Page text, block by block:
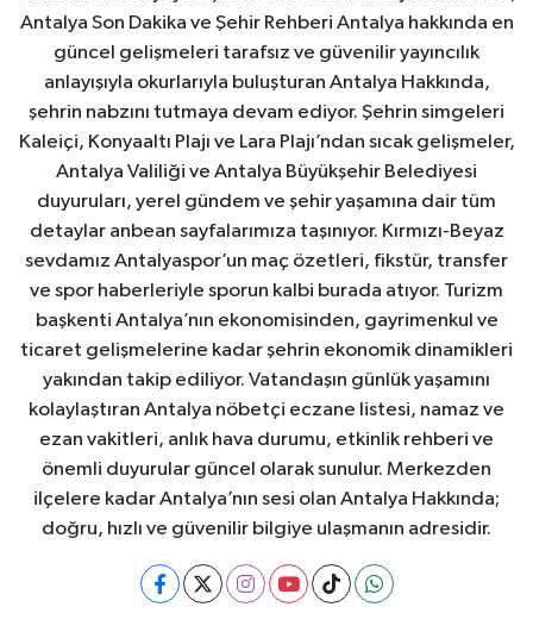
Antalya Son Dakika ve Şehir Rehberi Antalya hakkında en
güncel gelişmeleri tarafsız ve güvenilir yayıncılık
anlayışıyla okurlarıyla buluşturan Antalya Hakkında,
şehrin nabzını tutmaya devam ediyor. Şehrin simgeleri
Kaleiçi, Konyaaltı Plajı ve Lara Plajı’ndan sıcak gelişmeler,
Antalya Valiliği ve Antalya Büyükşehir Belediyesi
duyuruları, yerel gündem ve şehir yaşamına dair tüm
detaylar anbean sayfalarımıza taşınıyor. Kırmızı-Beyaz
sevdamız Antalyaspor’un maç özetleri, fikstür, transfer
ve spor haberleriyle sporun kalbi burada atıyor. Turizm
başkenti Antalya’nın ekonomisinden, gayrimenkul ve
ticaret gelişmelerine kadar şehrin ekonomik dinamikleri
yakından takip ediliyor. Vatandaşın günlük yaşamını
kolaylaştıran Antalya nöbetçi eczane listesi, namaz ve
ezan vakitleri, anlık hava durumu, etkinlik rehberi ve
önemli duyurular güncel olarak sunulur. Merkezden
ilçelere kadar Antalya’nın sesi olan Antalya Hakkında;
doğru, hızlı ve güvenilir bilgiye ulaşmanın adresidir.